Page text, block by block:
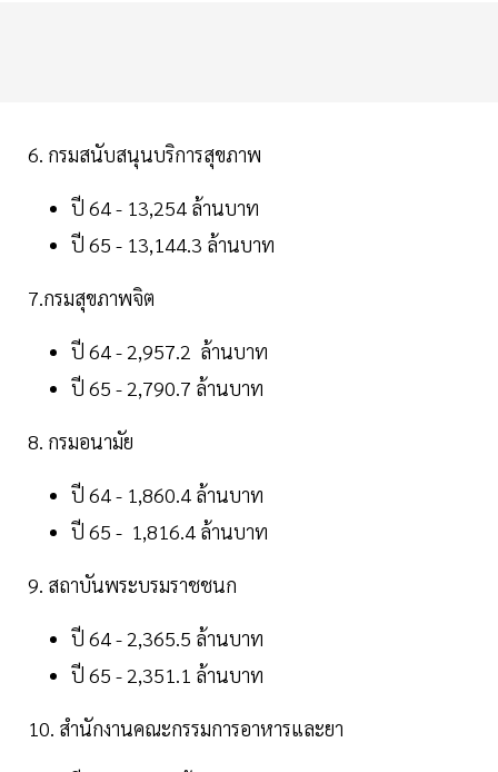
6. กรมสนับสนุนบริการสุขภาพ
ปี 64 - 13,254 ล้านบาท
ปี 65 - 13,144.3 ล้านบาท
7.กรมสุขภาพจิต
ปี 64 - 2,957.2 ล้านบาท
ปี 65 - 2,790.7 ล้านบาท
8. กรมอนามัย
ปี 64 - 1,860.4 ล้านบาท
ปี 65 - 1,816.4 ล้านบาท
9. สถาบันพระบรมราชชนก
ปี 64 - 2,365.5 ล้านบาท
ปี 65 - 2,351.1 ล้านบาท
10. สำนักงานคณะกรรมการอาหารและยา